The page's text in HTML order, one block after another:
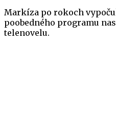
Markíza po rokoch
poobedného programu
telenovelu.